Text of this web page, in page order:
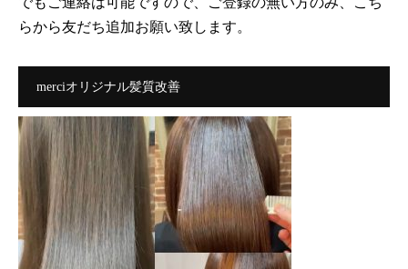
らから友だち追加お願い致します。
merciオリジナル髪質改善